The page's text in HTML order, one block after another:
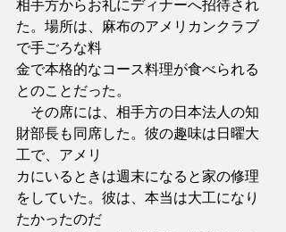
相手方からお礼にディナーへ招待され
た。場所は、麻布のアメリカンクラブ
で手ごろな料
金で本格的なコース料理が食べられる
とのことだった。
その席には、相手方の日本法人の知
財部長も同席した。彼の趣味は日曜大
工で、アメリ
カにいるときは週末になると家の修理
をしていた。彼は、本当は大工になり
たかったのだ